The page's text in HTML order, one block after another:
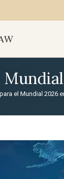
el Mundial 2026